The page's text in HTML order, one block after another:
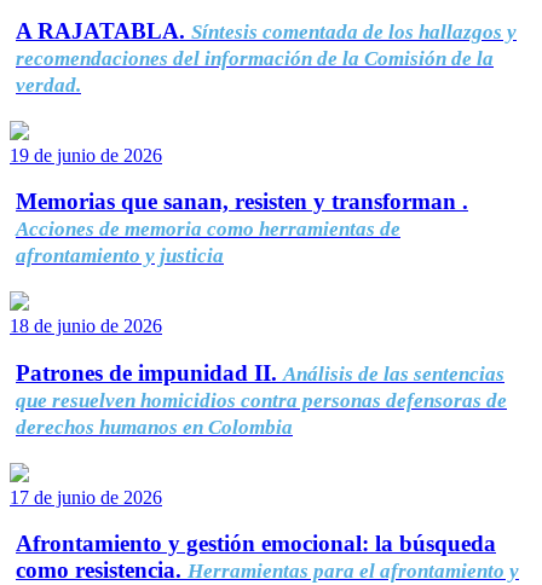
A RAJATABLA. Síntesis comentada de los hallazgos y
recomendaciones del información de la Comisión de la
verdad.
19 de junio de 2026
Memorias que sanan, resisten y transforman .
Acciones de memoria como herramientas de
afrontamiento y justicia
18 de junio de 2026
Patrones de impunidad II. Análisis de las sentencias
que resuelven homicidios contra personas defensoras de
derechos humanos en Colombia
17 de junio de 2026
Afrontamiento y gestión emocional: la búsqueda
como resistencia. Herramientas para el afrontamiento y